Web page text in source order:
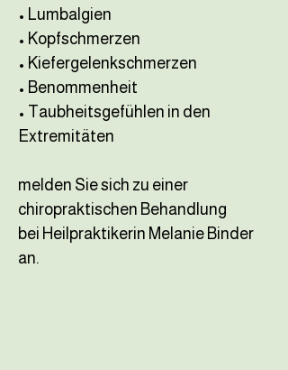
• Lumbalgien
• Kopfschmerzen
• Kiefergelenkschmerzen
• Benommenheit
• Taubheitsgefühlen in den
Extremitäten
melden Sie sich zu einer
chiropraktischen Behandlung
bei Heilpraktikerin Melanie Binder
an.